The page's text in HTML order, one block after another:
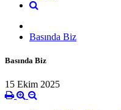
Basında Biz
Basında Biz
15 Ekim 2025